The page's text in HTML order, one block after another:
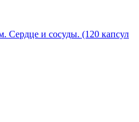
Сердце и сосуды. (120 капсул